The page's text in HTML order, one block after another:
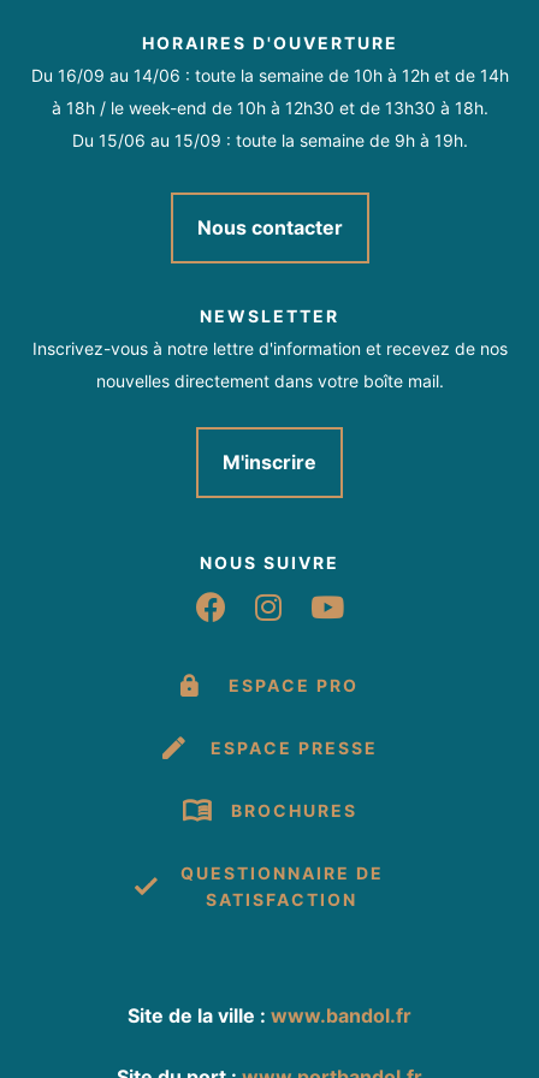
Activités sur place
Sports d'eau Plage / Espace de baignade
HORAIRES D'OUVERTURE
Du 16/09 au 14/06 : toute la semaine de 10h à 12h et de 14h
à 18h / le week-end de 10h à 12h30 et de 13h30 à 18h.
Du 15/06 au 15/09 : toute la semaine de 9h à 19h.
Nous contacter
NEWSLETTER
Inscrivez-vous à notre lettre d'information et recevez de nos
nouvelles directement dans votre boîte mail.
M'inscrire
NOUS SUIVRE
Suivez-nous sur
Suivez-nous sur
Suivez-nous
ESPACE PRO
ESPACE PRESSE
BROCHURES
QUESTIONNAIRE DE
SATISFACTION
Site de la ville : www.bandol.fr